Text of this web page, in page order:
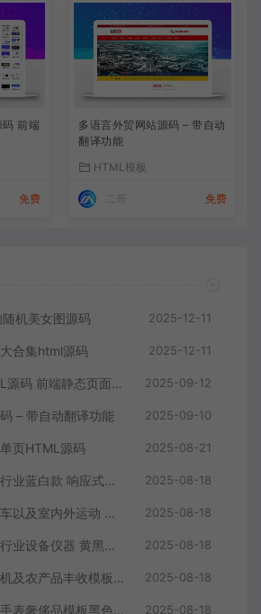
前端
免费
多语言外贸网站源码 – 带自动
翻译功能
HTML模板
免费
机美女图源码 2025-12-11
合集html源码 2025-12-11
100多套官网HTML源码 前端静态页面源码 2025-09-12
– 带自动翻译功能 2025-09-10
页HTML源码 2025-08-21
【外贸模板】建筑行业蓝白款 响应式模板静态html文件 2025-08-18
【外贸模板】自行车以及室内外运动 黑灰 响应式模板静态html文件 2025-08-18
【外贸模板】五金行业设备仪器 黄黑款 响应式模板静态html文件 2025-08-18
【外贸模板】收割机及农产品丰收模板 绿色 响应式模板静态html文件 2025-08-18
【外贸模板】珠宝手表奢侈品模板黑色 响应式模板静态html文件 2025-08-18